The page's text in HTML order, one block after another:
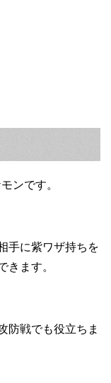
ンです。
手に紫ワザ持ちを
きます。
防戦でも役立ちま